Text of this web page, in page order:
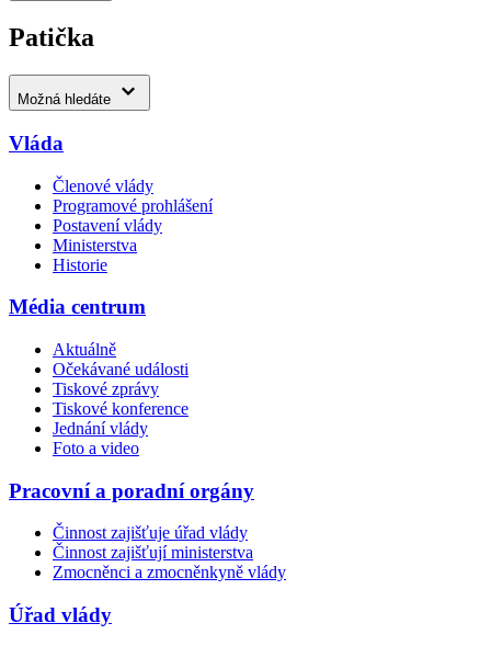
Patička
Možná hledáte
Vláda
Členové vlády
Programové prohlášení
Postavení vlády
Ministerstva
Historie
Média centrum
Aktuálně
Očekávané události
Tiskové zprávy
Tiskové konference
Jednání vlády
Foto a video
Pracovní a poradní orgány
Činnost zajišťuje úřad vlády
Činnost zajišťují ministerstva
Zmocněnci a zmocněnkyně vlády
Úřad vlády